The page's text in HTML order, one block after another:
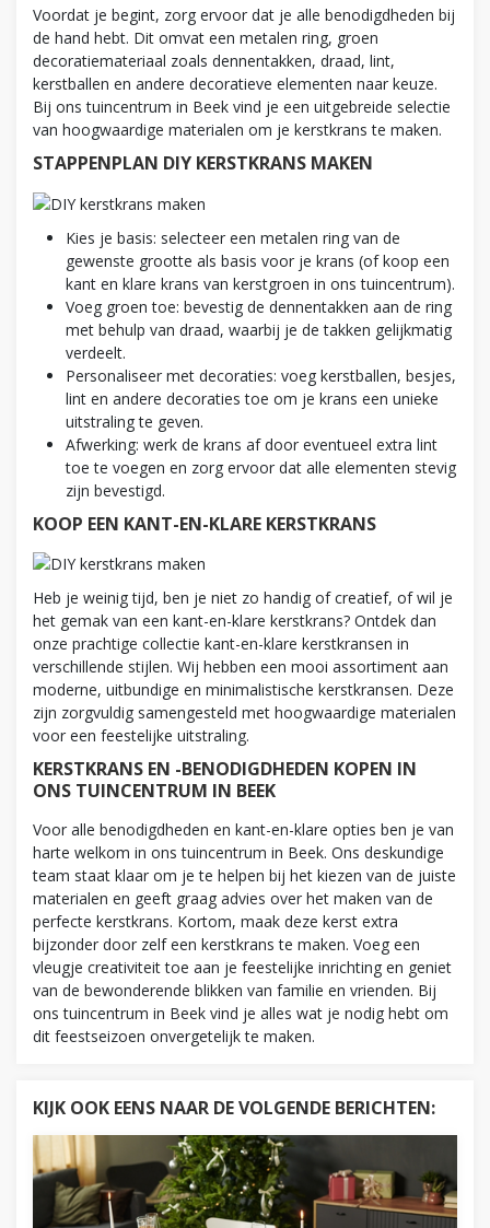
Voordat je begint, zorg ervoor dat je alle benodigdheden bij
de hand hebt. Dit omvat een metalen ring, groen
decoratiemateriaal zoals dennentakken, draad, lint,
kerstballen en andere decoratieve elementen naar keuze.
Bij ons tuincentrum in Beek vind je een uitgebreide selectie
van hoogwaardige materialen om je kerstkrans te maken.
STAPPENPLAN DIY KERSTKRANS MAKEN
Kies je basis: selecteer een metalen ring van de
gewenste grootte als basis voor je krans (of koop een
kant en klare krans van kerstgroen in ons tuincentrum).
Voeg groen toe: bevestig de dennentakken aan de ring
met behulp van draad, waarbij je de takken gelijkmatig
verdeelt.
Personaliseer met decoraties: voeg kerstballen, besjes,
lint en andere decoraties toe om je krans een unieke
uitstraling te geven.
Afwerking: werk de krans af door eventueel extra lint
toe te voegen en zorg ervoor dat alle elementen stevig
zijn bevestigd.
KOOP EEN KANT-EN-KLARE KERSTKRANS
Heb je weinig tijd, ben je niet zo handig of creatief, of wil je
het gemak van een kant-en-klare kerstkrans? Ontdek dan
onze prachtige collectie kant-en-klare kerstkransen in
verschillende stijlen. Wij hebben een mooi assortiment aan
moderne, uitbundige en minimalistische kerstkransen. Deze
zijn zorgvuldig samengesteld met hoogwaardige materialen
voor een feestelijke uitstraling.
KERSTKRANS EN -BENODIGDHEDEN KOPEN IN
ONS TUINCENTRUM IN BEEK
Voor alle benodigdheden en kant-en-klare opties ben je van
harte welkom in ons tuincentrum in Beek. Ons deskundige
team staat klaar om je te helpen bij het kiezen van de juiste
materialen en geeft graag advies over het maken van de
perfecte kerstkrans. Kortom, maak deze kerst extra
bijzonder door zelf een kerstkrans te maken. Voeg een
vleugje creativiteit toe aan je feestelijke inrichting en geniet
van de bewonderende blikken van familie en vrienden. Bij
ons tuincentrum in Beek vind je alles wat je nodig hebt om
dit feestseizoen onvergetelijk te maken.
KIJK OOK EENS NAAR DE VOLGENDE BERICHTEN: